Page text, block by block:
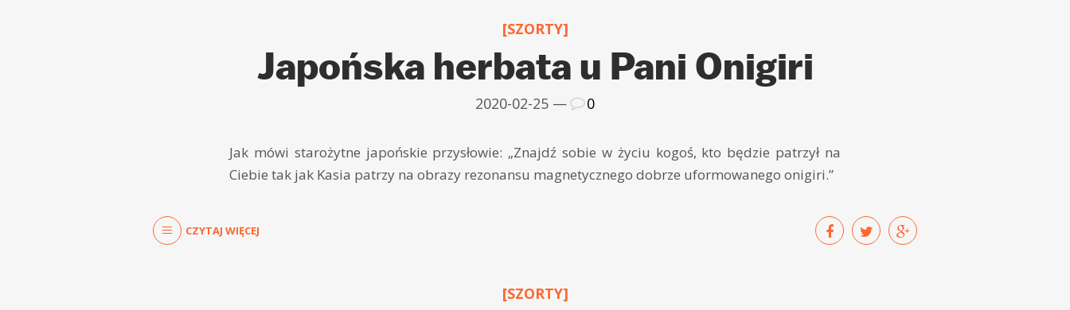
[SZORTY]
Japońska herbata u Pani Onigiri
2020-02-25 — 0
Jak mówi starożytne japońskie przysłowie: „Znajdź sobie w życiu kogoś, kto będzie patrzył na
Ciebie tak jak Kasia patrzy na obrazy rezonansu magnetycznego dobrze uformowanego onigiri.”
CZYTAJ WIĘCEJ
[SZORTY]